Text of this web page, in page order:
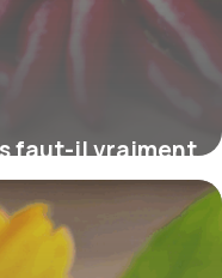
faut-il vraiment
?